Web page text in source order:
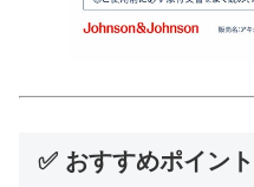
✅ おすすめポイント